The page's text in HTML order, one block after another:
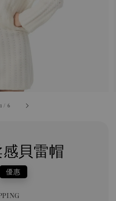
1 / 6
貝雷帽
優惠